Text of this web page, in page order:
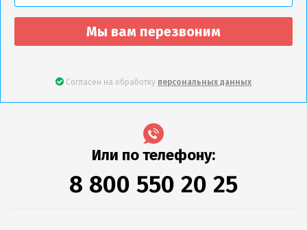
Мы вам перезвоним
Согласен на обработку персональных данных
Или по телефону:
8 800 550 20 25